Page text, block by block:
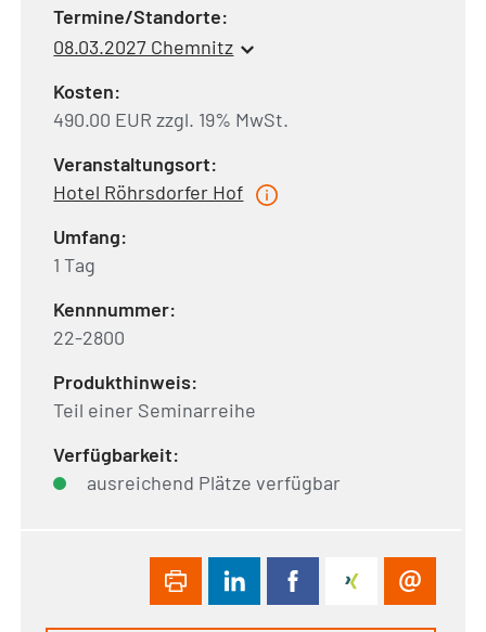
Termine/Standorte:
08.03.2027 Chemnitz
Kosten:
490.00 EUR zzgl. 19% MwSt.
Veranstaltungsort:
Hotel Röhrsdorfer Hof
Umfang:
1 Tag
Kennnummer:
22-2800
Produkthinweis:
Teil einer Seminarreihe
Verfügbarkeit:
ausreichend Plätze verfügbar